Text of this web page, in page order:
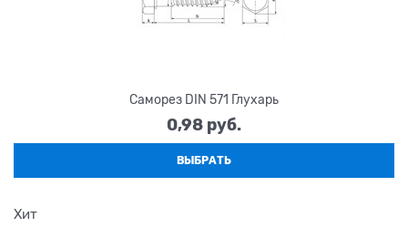
Саморез DIN 571 Глухарь
0,98 руб.
ВЫБРАТЬ
Хит